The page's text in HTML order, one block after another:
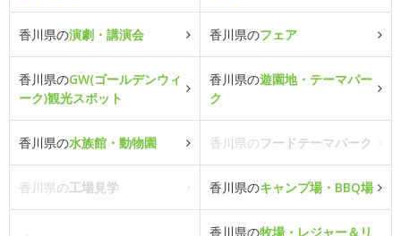
香川県の演劇・講演会 香川県のフェア
香川県のGW(ゴールデンウィ
ーク)観光スポット
香川県の遊園地・テーマパー
ク
香川県の水族館・動物園 香川県のフードテーマパーク
香川県の工場見学 香川県のキャンプ場・BBQ場
香川県の牧場・レジャー＆リ